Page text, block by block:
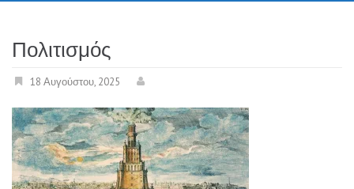
Πολιτισμός
18 Αυγούστου, 2025